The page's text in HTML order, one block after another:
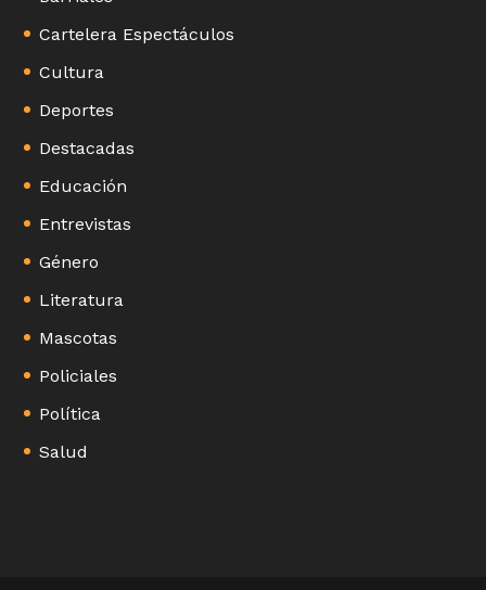
Cartelera Espectáculos
Cultura
Deportes
Destacadas
Educación
Entrevistas
Género
Literatura
Mascotas
Policiales
Política
Salud